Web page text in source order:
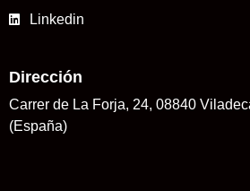
Linkedin
Dirección
Carrer de La Forja, 24, 08840
(España)